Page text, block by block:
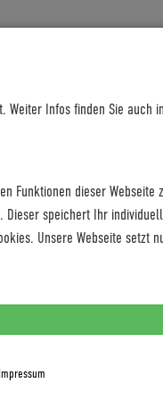
Weiter Infos finden Sie auch in
Funktionen dieser Webseite
Dieser speichert Ihr
Unsere Webseite setzt
Impressum
wie